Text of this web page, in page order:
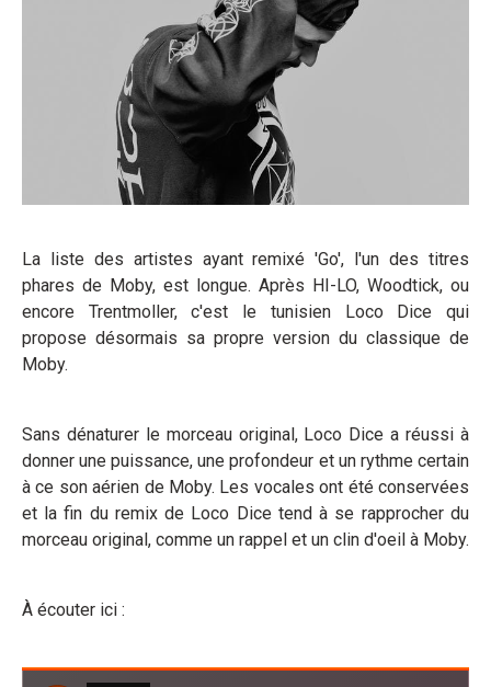
La liste des artistes ayant remixé 'Go', l'un des titres
phares de Moby, est longue. Après HI-LO, Woodtick, ou
encore Trentmoller, c'est le tunisien Loco Dice qui
propose désormais sa propre version du classique de
Moby.
Sans dénaturer le morceau original, Loco Dice a réussi à
donner une puissance, une profondeur et un rythme certain
à ce son aérien de Moby. Les vocales ont été conservées
et la fin du remix de Loco Dice tend à se rapprocher du
morceau original, comme un rappel et un clin d'oeil à Moby.
À écouter ici :